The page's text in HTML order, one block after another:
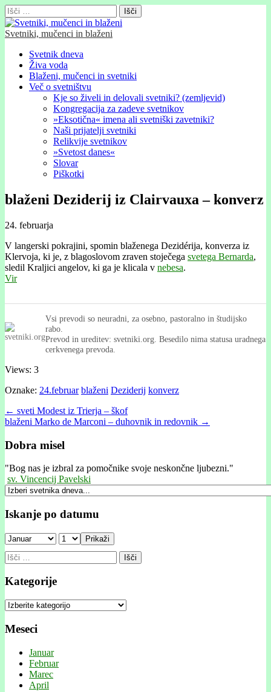
Išči:
Svetniki, mučenci in blaženi
Glavni
meni
Skip
content
Svetnik dneva
Živa voda
Blaženi, mučenci in svetniki
Več o svetništvu
Kje so živeli in delovali svetniki? (zemljevid)
Kongregacija za zadeve svetnikov
»Eksotična« imena ali svetniški zavetniki?
Naši prijatelji svetniki
Relikvije svetnikov
»Svetost danes«
Slovar
Piškotki
blaženi Deziderij iz Clairvauxa – konverz
24. februarja
V langerski pokrajini, spomin blaženega Dezidérija, konverza iz
Klervoja, ki je, z blagoslovom zraven stoječega svetega Bernarda,
sledil Kraljici angelov, ki ga je klicala v nebesa.
Vir
Vsi prevodi so neuradni, za osebno, pastoralno in študijsko
rabo.
Prevod in ureditev: svetniki.org. Besedilo nima statusa uradnega
cerkvenega prevoda.
Views: 3
Oznake: 24.februar blaženi Deziderij konverz
Post
navigation
← sveti Modest iz Trierja – škof
blaženi Marko de Marconi – duhovnik in redovnik →
Dobra misel
"Bog nas je izbral za pomočnike svoje neskončne ljubezni."
sv. Vincencij Pavelski
Iskanje po datumu
Prikaži
Išči:
Kategorije
Kategorije
Meseci
Januar
Februar
Marec
April